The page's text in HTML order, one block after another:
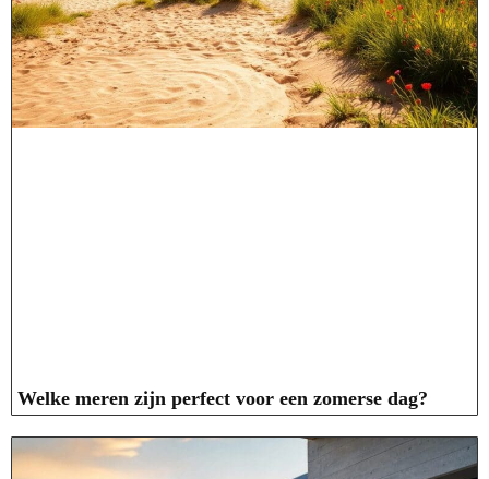
Welke meren zijn perfect voor een zomerse dag?